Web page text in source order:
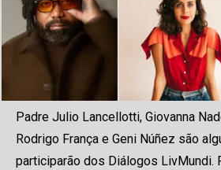
Padre Julio Lancellotti, Giovanna
Rodrigo França e Geni Núñez são
participarão dos Diálogos LivMundi.